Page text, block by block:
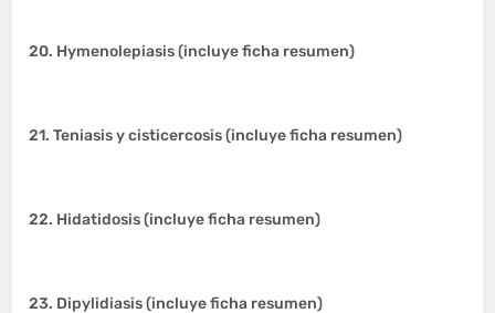
20. Hymenolepiasis (incluye ficha resumen)
21. Teniasis y cisticercosis (incluye ficha resumen)
22. Hidatidosis (incluye ficha resumen)
23. Dipylidiasis (incluye ficha resumen)